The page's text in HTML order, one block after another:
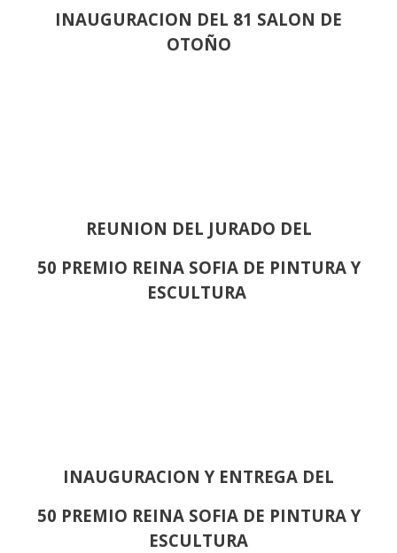
INAUGURACION DEL 81 SALON DE
OTOÑO
REUNION DEL JURADO DEL
50 PREMIO REINA SOFIA DE PINTURA Y
ESCULTURA
INAUGURACION Y ENTREGA DEL
50 PREMIO REINA SOFIA DE PINTURA Y
ESCULTURA